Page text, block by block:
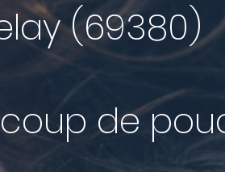
(69380)
de